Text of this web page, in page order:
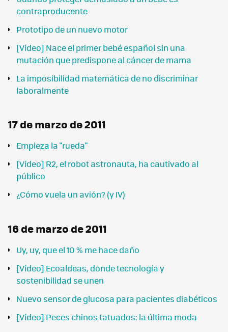
contraproducente
Prototipo de un nuevo motor
[Vídeo] Nace el primer bebé español sin una
mutación que predispone al cáncer de mama
La imposibilidad matemática de no discriminar
laboralmente
17 de marzo de 2011
Empieza la "rueda"
[Vídeo] R2, el robot astronauta, ha cautivado al
público
¿Cómo vuela un avión? (y IV)
16 de marzo de 2011
Uy, uy, que el 10 % me hace daño
[Vídeo] Ecoaldeas, donde tecnología y
sostenibilidad se unen
Nuevo sensor de glucosa para pacientes diabéticos
[Vídeo] Peces chinos tatuados: la última moda